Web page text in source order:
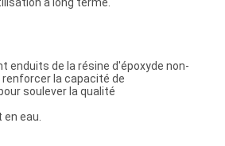
à long terme.
enduits de la résine d'époxyde non-
la capacité de
soulever la qualité
eau.